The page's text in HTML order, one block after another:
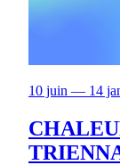
10 juin — 14